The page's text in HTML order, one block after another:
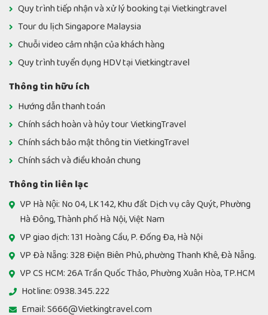
Quy trình tiếp nhận và xử lý booking tại Vietkingtravel
Tour du lịch Singapore Malaysia
Chuỗi video cảm nhận của khách hàng
Quy trình tuyển dụng HDV tại Vietkingtravel
Thông tin hữu ích
Hướng dẫn thanh toán
Chính sách hoàn và hủy tour VietkingTravel
Chính sách bảo mật thông tin VietkingTravel
Chính sách và điều khoản chung
Thông tin liên lạc
VP Hà Nội: No 04, LK 142, Khu đất Dịch vụ cây Quýt, Phường
Hà Đông, Thành phố Hà Nội, Việt Nam
VP giao dịch: 131 Hoàng Cầu, P. Đống Đa, Hà Nội
VP Đà Nẵng: 328 Điện Biên Phủ, phường Thanh Khê, Đà Nẵng.
VP CS HCM: 26A Trần Quốc Thảo, Phường Xuân Hòa, TP.HCM
Hotline: 0938.345.222
Email: S666@Vietkingtravel.com